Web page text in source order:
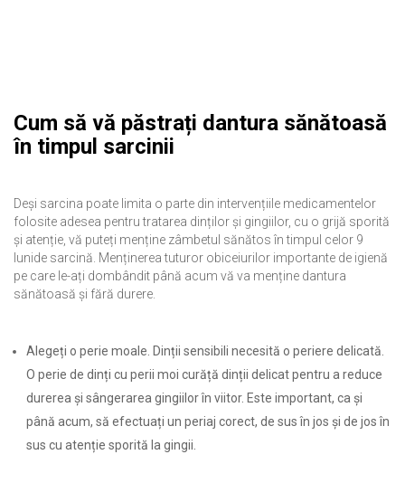
Cum să vă păstrați dantura sănătoasă
în timpul sarcinii
Deși sarcina poate limita o parte din intervențiile medicamentelor
folosite adesea pentru tratarea dinților și gingiilor, cu o grijă sporită
și atenție, vă puteți menține zâmbetul sănătos în timpul celor 9
lunide sarcină. Menținerea tuturor obiceiurilor importante de igienă
pe care le-ați dombândit până acum vă va menține dantura
sănătoasă și fără durere.
Alegeți o perie moale. Dinții sensibili necesită o periere delicată.
O perie de dinți cu perii moi curăță dinții delicat pentru a reduce
durerea și sângerarea gingiilor în viitor. Este important, ca și
până acum, să efectuați un periaj corect, de sus în jos și de jos în
sus cu atenție sporită la gingii.